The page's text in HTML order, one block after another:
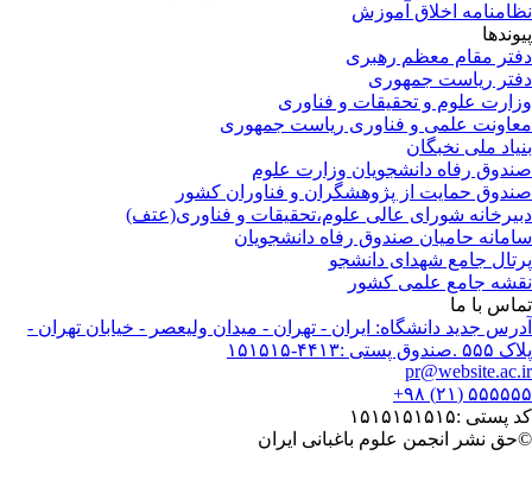
اخلاق آموزش
مقام معظم رهبری
ریاست جمهوری
علوم و تحقیقات و فناوری
علمی و فناوری ریاست جمهوری
ملی نخبگان
رفاه دانشجویان وزارت علوم
حمایت از پژوهشگران و فناوران کشور
شورای عالی علوم،تحقیقات و فناوری(عتف)
حامیان صندوق رفاه دانشجویان
جامع شهدای دانشجو
جامع علمی کشور
با ما
جدید دانشگاه: ایران - تهران - میدان ولیعصر - خیابان تهران -
پستی :۴۴۱۳-۱۵۱۵۱۵
(۲۱) ۹۸+
:۱۵۱۵۱۵۱۵۱۵
حق نشر انجمن علوم باغبانی ایران